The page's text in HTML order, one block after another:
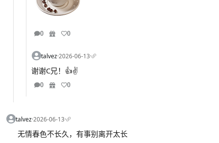
0 0
talvez·2026-06-13·
谢谢C兄！👍✌️
0 0
talvez·2026-06-13·
无情春色不长久，有事别离开太长